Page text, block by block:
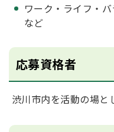
ワーク・ライフ・
など
応募資格者
渋川市内を活動の場